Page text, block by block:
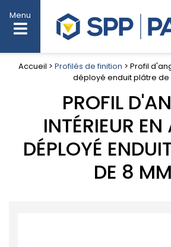
Menu
Accueil > Profilés de finition > Profil
déployé enduit plâtre de
PROFIL
INTÉRIEUR EN
DÉPLOYÉ
DE 8 MM